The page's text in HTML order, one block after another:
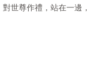
世尊作禮，站在一邊，